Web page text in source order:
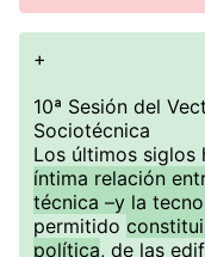
+
10ª Sesión del
Sociotécnica
Los últimos siglos
íntima relación
técnica –y la
permitido
política, de las